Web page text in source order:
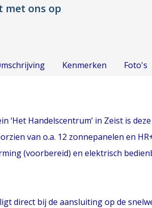
met ons op
Kenmerken Foto's
‘Het Handelscentrum’ in Zeist is
van o.a. 12 zonnepanelen en
(voorbereid) en elektrisch
direct bij de aansluiting op de